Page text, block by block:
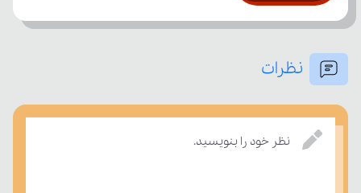
نظرات
نظر خود را بنویسید.